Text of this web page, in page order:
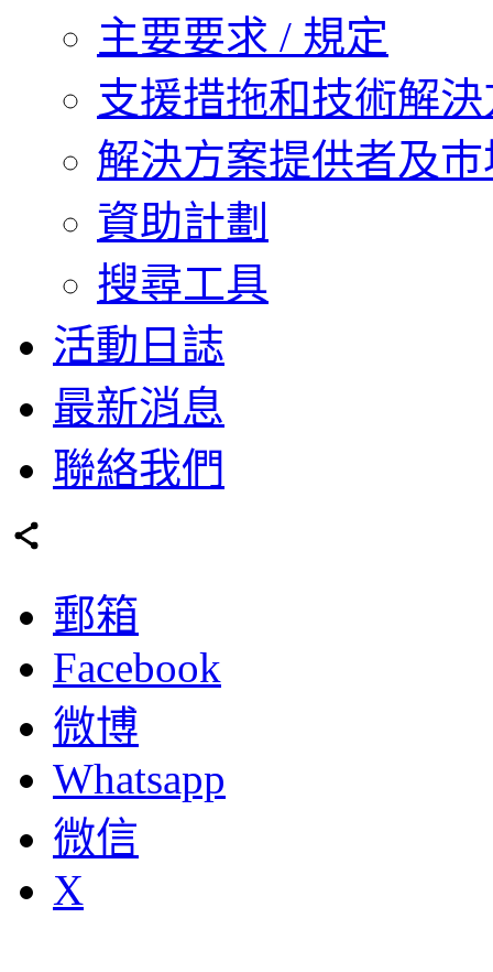
主要要求 / 規定
支援措拖和技術解
解決方案提供者及
資助計劃
搜尋工具
活動日誌
最新消息
聯絡我們
郵箱
Facebook
微博
Whatsapp
微信
X